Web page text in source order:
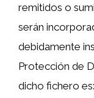
remitidos o
serán
debidamente
Protección de
dicho fichero es: